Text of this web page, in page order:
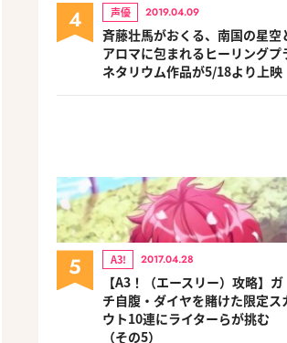
4 声優 2019.04.09
斉藤壮馬がおくる、南国の星空
アロマに包まれるヒーリングプ
ネタリウム作品が5/18より上映
5 A3! 2017.04.28
【A3！（エースリー）攻略】ガ
チ自腹・ダイヤを賭けた限定ス
ウト10連にライターらが挑む
（その5）